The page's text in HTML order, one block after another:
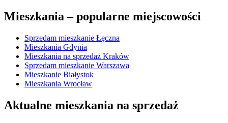
Mieszkania –popularne miejscowości
Sprzedam mieszkanie Łęczna
Mieszkania Gdynia
Mieszkania na sprzedaż Kraków
Sprzedam mieszkanie Warszawa
Mieszkanie Białystok
Mieszkania Wrocław
Aktualne mieszkania na sprzedaż